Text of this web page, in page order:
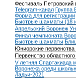
Фестиваль
Telegram-канал Группа
Форма для регистрации
Быстрые шахматы (18
Апрельский Воронеж
Финал чемпионата
Быстрые шахматы
Юниорские первенства
Первенство
V летняя
Воронежа среди
Ладьи-2021